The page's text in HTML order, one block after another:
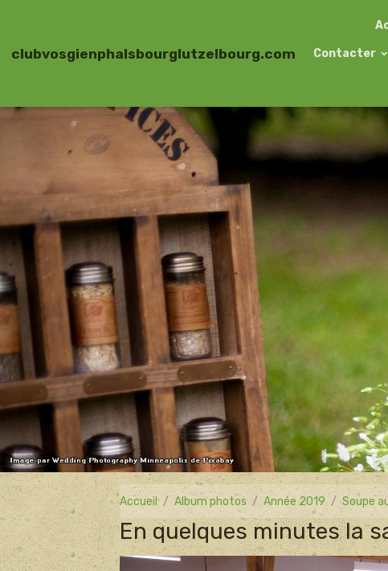
clubvosgienphalsbourglutzelbourg.com Contacter
Accueil Album photos Année 2019 Soupe
En quelques minutes la